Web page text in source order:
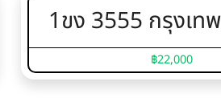
1ขง 3555 กรุงเท
฿22,000